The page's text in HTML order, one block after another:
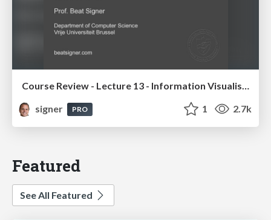
Course Review - Lecture 13 - Information Visualisation (4019538FNR)
signer
PRO 1 2.7k
Featured
See All Featured